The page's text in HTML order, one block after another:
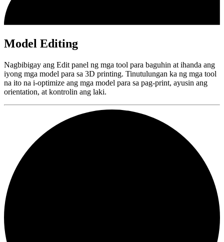
Model Editing
Nagbibigay ang Edit panel ng mga tool para baguhin at ihanda ang
iyong mga model para sa 3D printing. Tinutulungan ka ng mga tool
na ito na i-optimize ang mga model para sa pag-print, ayusin ang
orientation, at kontrolin ang laki.